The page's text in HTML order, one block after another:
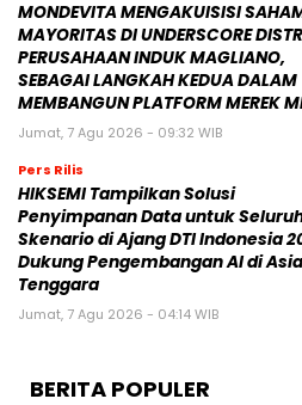
MONDEVITA MENGAKUISISI
MAYORITAS DI UNDERSCORE
PERUSAHAAN INDUK MAGLIANO,
SEBAGAI LANGKAH KEDUA DALAM
MEMBANGUN PLATFORM MEREK
Jumat, 7 Agu 2026 - 09:32 WIB
Pers Rilis
HIKSEMI Tampilkan Solusi
Penyimpanan Data untuk
Skenario di Ajang DTI Indonesia
Dukung Pengembangan AI di Asia
Tenggara
Jumat, 7 Agu 2026 - 04:14 WIB
BERITA POPULER